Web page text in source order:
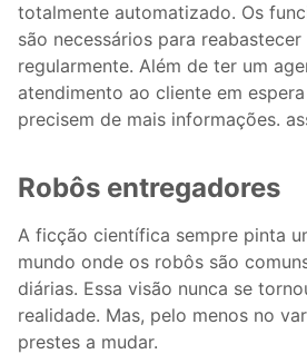
totalmente automatizado. Os
são necessários para
regularmente. Além de ter um
atendimento ao cliente em
precisem de mais informações.
Robôs entregadores
A ficção científica sempre pinta
mundo onde os robôs são
diárias. Essa visão nunca se
realidade. Mas, pelo menos no
prestes a mudar.